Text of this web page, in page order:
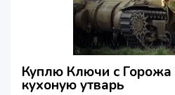
Куплю Ключи с Горожа
кухоную утварь